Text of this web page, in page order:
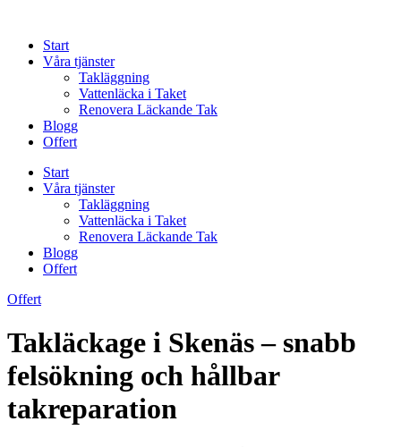
contentStart
Våra tjänster
Takläggning
Vattenläcka i Taket
Renovera Läckande Tak
Blogg
Offert
Start
Våra tjänster
Takläggning
Vattenläcka i Taket
Renovera Läckande Tak
Blogg
Offert
Offert
Takläckage i Skenäs – snabb
felsökning och hållbar
takreparation